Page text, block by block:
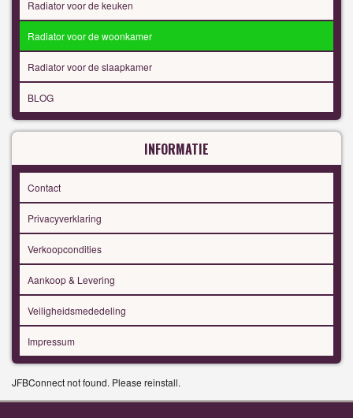
Radiator voor de keuken
Radiator voor de woonkamer
Radiator voor de slaapkamer
BLOG
INFORMATIE
Contact
Privacyverklaring
Verkoopcondities
Aankoop & Levering
Veiligheidsmededeling
Impressum
JFBConnect not found. Please reinstall.